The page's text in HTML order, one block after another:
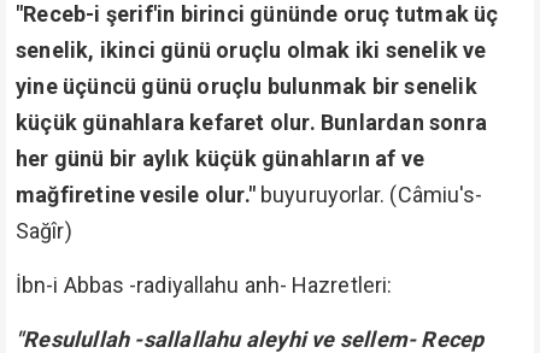
"Receb-i şerif'in birinci gününde oruç tutmak üç
senelik, ikinci günü oruçlu olmak iki senelik ve
yine üçüncü günü oruçlu bulunmak bir senelik
küçük günahlara kefaret olur. Bunlardan sonra
her günü bir aylık küçük günahların af ve
mağfiretine vesile olur." buyuruyorlar. (Câmiu's-
Sağîr)
İbn-i Abbas -radiyallahu anh- Hazretleri:
"Resulullah -sallallahu aleyhi ve sellem- Recep